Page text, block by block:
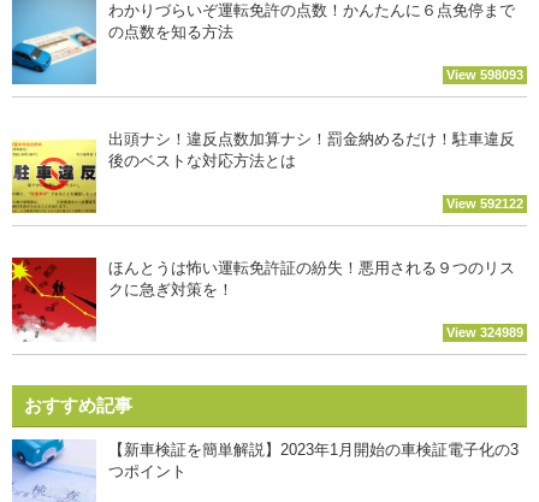
わかりづらいぞ運転免許の点数！かんたんに６点免停まで
の点数を知る方法
View 598093
出頭ナシ！違反点数加算ナシ！罰金納めるだけ！駐車違反
後のベストな対応方法とは
View 592122
ほんとうは怖い運転免許証の紛失！悪用される９つのリス
クに急ぎ対策を！
View 324989
おすすめ記事
【新車検証を簡単解説】2023年1月開始の車検証電子化の3
つポイント